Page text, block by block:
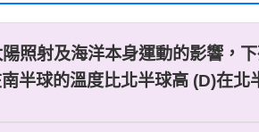
照射及海洋本身運動的影響，
半球的溫度比北半球高 (D)在北